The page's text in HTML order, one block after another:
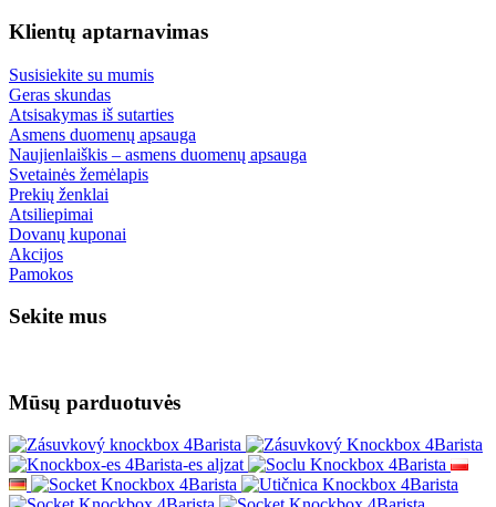
Klientų aptarnavimas
Susisiekite su mumis
Geras skundas
Atsisakymas iš sutarties
Asmens duomenų apsauga
Naujienlaiškis – asmens duomenų apsauga
Svetainės žemėlapis
Prekių ženklai
Atsiliepimai
Dovanų kuponai
Akcijos
Pamokos
Sekite mus
Mūsų parduotuvės